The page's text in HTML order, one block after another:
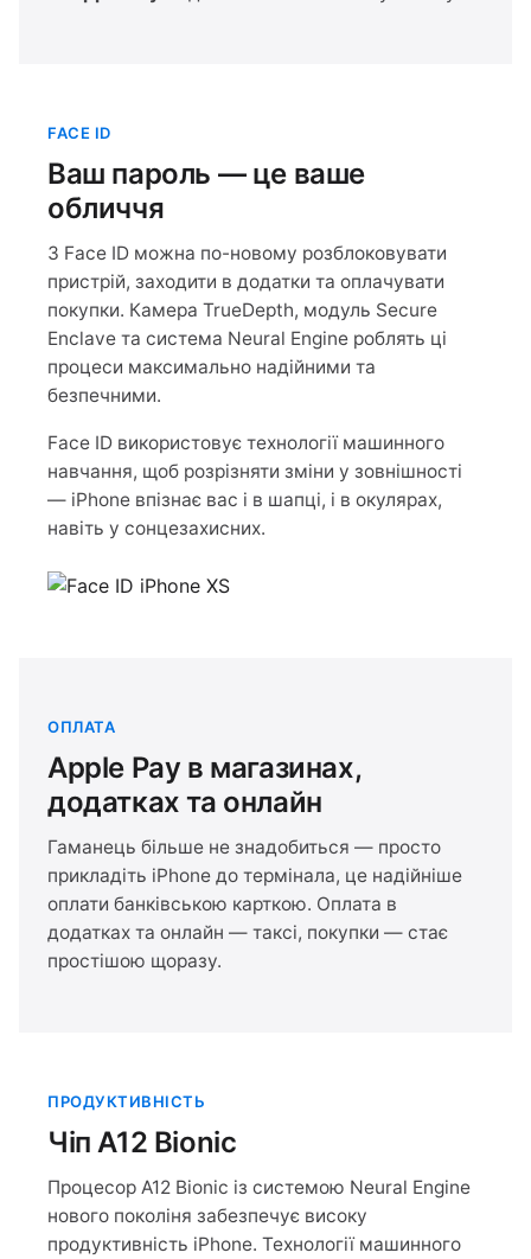
FACE ID
Ваш пароль — це ваше
обличчя
З Face ID можна по-новому розблоковувати
пристрій, заходити в додатки та оплачувати
покупки. Камера TrueDepth, модуль Secure
Enclave та система Neural Engine роблять ці
процеси максимально надійними та
безпечними.
Face ID використовує технології машинного
навчання, щоб розрізняти зміни у зовнішності
— iPhone впізнає вас і в шапці, і в окулярах,
навіть у сонцезахисних.
ОПЛАТА
Apple Pay в магазинах,
додатках та онлайн
Гаманець більше не знадобиться — просто
прикладіть iPhone до термінала, це надійніше
оплати банківською карткою. Оплата в
додатках та онлайн — таксі, покупки — стає
простішою щоразу.
ПРОДУКТИВНІСТЬ
Чіп A12 Bionic
Процесор A12 Bionic із системою Neural Engine
нового поколіня забезпечує високу
продуктивність iPhone. Технології машинного